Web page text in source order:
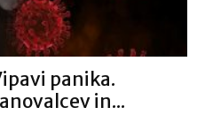
panika.
in...